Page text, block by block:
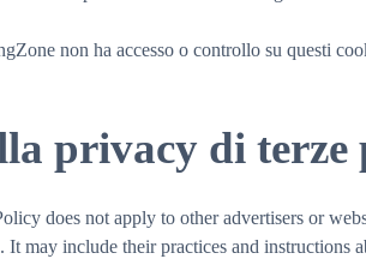
non ha accesso o controllo su questi
privacy di terze
does not apply to other advertisers or
may include their practices and instructions